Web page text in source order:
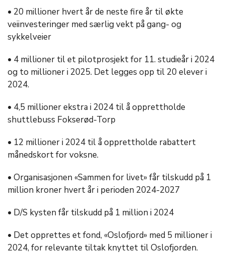
• 20 millioner hvert år de neste fire år til økte
veiinvesteringer med særlig vekt på gang- og
sykkelveier
• 4 millioner til et pilotprosjekt for 11. studieår i 2024
og to millioner i 2025. Det legges opp til 20 elever i
2024.
• 4,5 millioner ekstra i 2024 til å opprettholde
shuttlebuss Fokserød-Torp
• 12 millioner i 2024 til å opprettholde rabattert
månedskort for voksne.
• Organisasjonen «Sammen for livet» får tilskudd på 1
million kroner hvert år i perioden 2024-2027
• D/S kysten får tilskudd på 1 million i 2024
• Det opprettes et fond, «Oslofjord» med 5 millioner i
2024, for relevante tiltak knyttet til Oslofjorden.